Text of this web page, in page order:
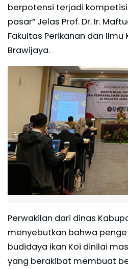
berpotensi terjadi
pasar” Jelas Prof. Dr. Ir.
Fakultas Perikanan dan
Brawijaya.
Perwakilan dari dinas
menyebutkan bahwa
budidaya ikan Koi dinilai
yang berakibat membuat